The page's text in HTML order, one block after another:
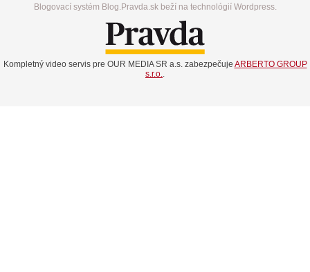
Blogovací systém Blog.Pravda.sk beží na technológií Wordpress.
Kompletný video servis pre OUR MEDIA SR a.s. zabezpečuje ARBERTO GROUP
s.r.o..